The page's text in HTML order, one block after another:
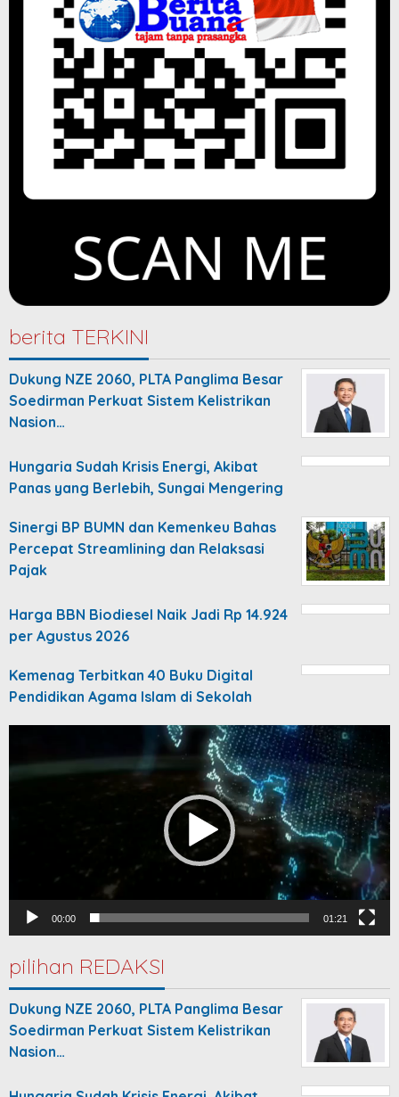
berita TERKINI
Dukung NZE 2060, PLTA Panglima Besar
Soedirman Perkuat Sistem Kelistrikan
Nasion…
Hungaria Sudah Krisis Energi, Akibat
Panas yang Berlebih, Sungai Mengering
Sinergi BP BUMN dan Kemenkeu Bahas
Percepat Streamlining dan Relaksasi
Pajak
Harga BBN Biodiesel Naik Jadi Rp 14.924
per Agustus 2026
Kemenag Terbitkan 40 Buku Digital
Pendidikan Agama Islam di Sekolah
00:00 01:21
pilihan REDAKSI
Dukung NZE 2060, PLTA Panglima Besar
Soedirman Perkuat Sistem Kelistrikan
Nasion…